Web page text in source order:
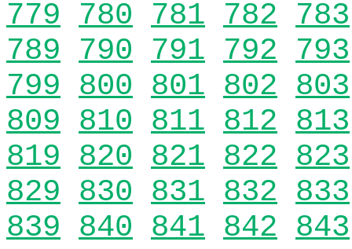
779 780 781 782 783
789 790 791 792 793
799 800 801 802 803
809 810 811 812 813
819 820 821 822 823
829 830 831 832 833
839 840 841 842 843